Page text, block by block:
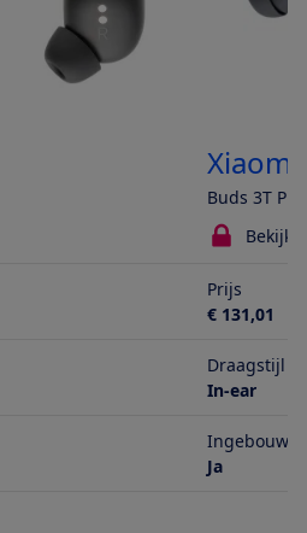
Xiaomi
Buds 3T Pro
Bekijk
Prijs
€ 131,01
Draagstijl
In-ear
Ja